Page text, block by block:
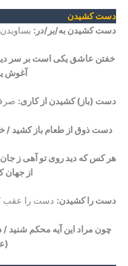
دست کشیدن
دست کشیدن به/بر/در: بساویدن
خفتن عاشق یکی است بر سر
آغوش
دست (باز) کشیدن از کاری:
دست ذوق از طعام باز کشید /
هر کس که دید روی تو آهی ز
از جهان
دست را کشیدن: دست را عقب /
چون مراد این آیه محکم